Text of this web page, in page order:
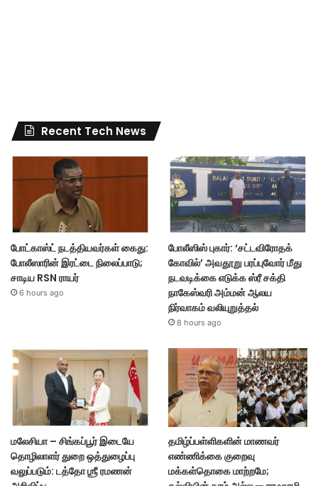
Recent Tech News
போட்காஸ்ட் நடத்தியவர்கள் கைது:
போலீஸாரின் இரட்டை நிலைப்பாடு;
சாடிய RSN ராயர்
6 hours ago
போலீஸிஸ் புகார்: ‘சட்டவிரோதக்
கோவில்’ அவதூறு பரப்புவோர் மீது
நடவடிக்கை எடுக்க ஸ்ரீ சக்தி
நாகேஸ்வரி அம்மன் ஆலய
நிர்வாகம் வலியுறுத்தல்
8 hours ago
மலேசியா – சிங்கப்பூர் இடையே
தொழிலாளர் துறை ஒத்துழைப்பு
வலுப்படும்: டத்தோ ஶ்ரீ ரமணன்
தமிழ்ப்பள்ளிகளின் மாணவர்
எண்ணிக்கை குறைவு
மக்கள்தொகை மாற்றமே;